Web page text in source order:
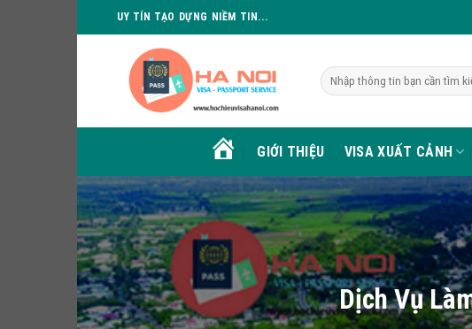
to
UY TÍN TẠO DỰNG NIỀM TIN...
HOME GIỚI THIỆU VISA XUẤT CẢNH
Dịch Vụ